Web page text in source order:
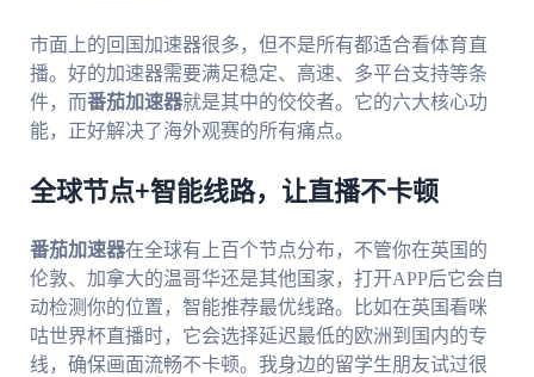
市面上的回国加速器很多，但不是所有都适合看体育直
播。好的加速器需要满足稳定、高速、多平台支持等条
件，而番茄加速器就是其中的佼佼者。它的六大核心功
能，正好解决了海外观赛的所有痛点。
全球节点+智能线路，让直播不卡顿
番茄加速器在全球有上百个节点分布，不管你在英国的
伦敦、加拿大的温哥华还是其他国家，打开APP后它会自
动检测你的位置，智能推荐最优线路。比如在英国看咪
咕世界杯直播时，它会选择延迟最低的欧洲到国内的专
线，确保画面流畅不卡顿。我身边的留学生朋友试过很